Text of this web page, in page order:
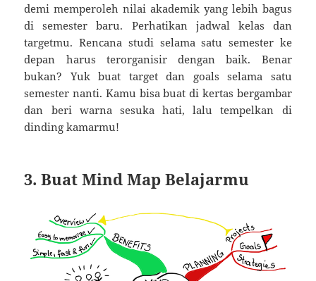
demi memperoleh nilai akademik yang lebih bagus
di semester baru. Perhatikan jadwal kelas dan
targetmu. Rencana studi selama satu semester ke
depan harus terorganisir dengan baik. Benar
bukan? Yuk buat target dan goals selama satu
semester nanti. Kamu bisa buat di kertas bergambar
dan beri warna sesuka hati, lalu tempelkan di
dinding kamarmu!
3. Buat Mind Map Belajarmu